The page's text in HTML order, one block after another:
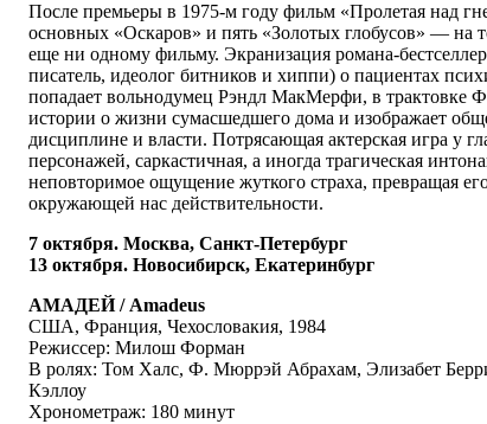
После премьеры в 1975-м году фильм «Пролетая над
основных «Оскаров» и пять «Золотых глобусов» — на
еще ни одному фильму. Экранизация романа-
писатель, идеолог битников и хиппи) о пациентах
попадает вольнодумец Рэндл МакМерфи, в трактовке
истории о жизни сумасшедшего дома и изображает
дисциплине и власти. Потрясающая актерская игра у
персонажей, саркастичная, а иногда трагическая
неповторимое ощущение жуткого страха, превращая
окружающей нас действительности.
7 октября. Москва, Санкт-Петербург
13 октября. Новосибирск, Екатеринбург
АМАДЕЙ / Amadeus
США, Франция, Чехословакия, 1984
Режиссер: Милош Форман
В ролях: Том Халс, Ф. Мюррэй Абрахам, Элизабет
Кэллоу
Хронометраж: 180 минут